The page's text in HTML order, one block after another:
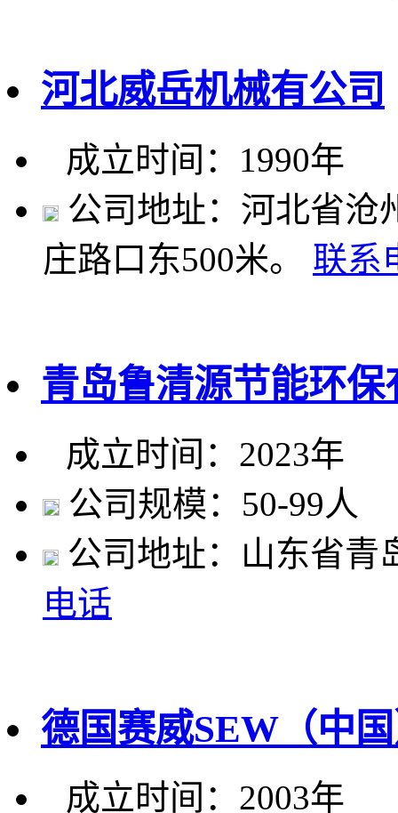
河北威岳机械有公司
成立时间：1990年
公司地址：河北省沧
庄路口东500米。
联系
青岛鲁清源节能环保
成立时间：2023年
公司规模：50-99人
公司地址：山东省青
电话
德国赛威SEW（中
成立时间：2003年